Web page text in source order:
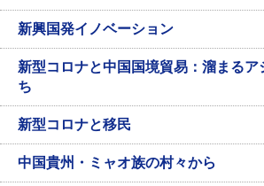
新興国発イノベーション
新型コロナと中国国境貿易：溜まるア
ち
新型コロナと移民
中国貴州・ミャオ族の村々から